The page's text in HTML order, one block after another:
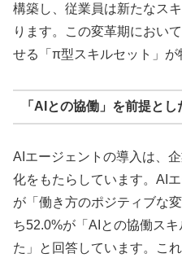
構築し、従業員は新たなス
ります。この変革期におい
せる「π型スキルセット」が
「AIとの協働」を前提と
AIエージェントの導入は、
化をもたらしています。AI
が「働き方のポジティブな
ち52.0%が「AIとの協働ス
た」と回答しています。こ